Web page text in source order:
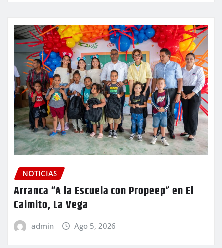
NOTICIAS
Arranca “A la Escuela con Propeep” en El
Caimito, La Vega
admin Ago 5, 2026